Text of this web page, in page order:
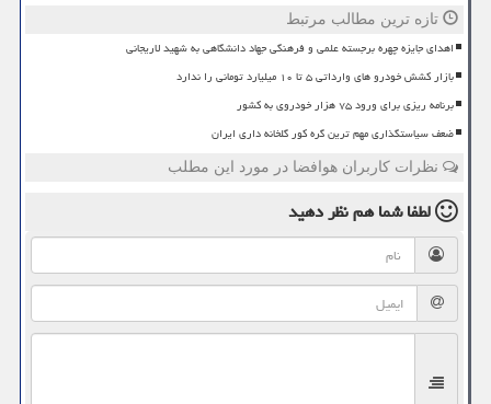
تازه ترین مطالب مرتبط
اهدای جایزه چهره برجسته علمی و فرهنگی جهاد دانشگاهی به شهید لاریجانی
بازار کشش خودرو های وارداتی ۵ تا ۱۰ میلیارد تومانی را ندارد
برنامه ریزی برای ورود ۷۵ هزار خودروی به کشور
ضعف سیاستگذاری مهم ترین گره کور گلخانه داری ایران
نظرات کاربران هوافضا در مورد این مطلب
لطفا شما همنظر دهید